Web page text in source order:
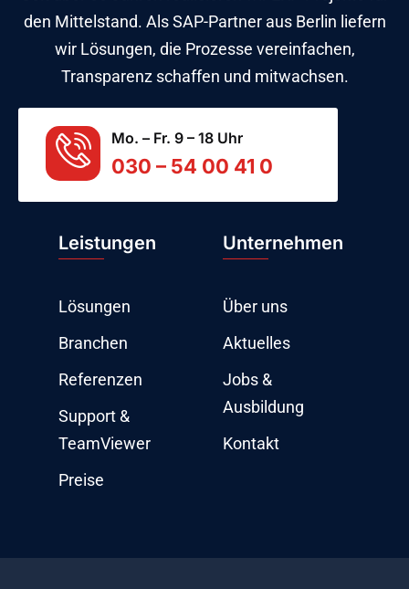
den Mittelstand. Als SAP-Partner aus Berlin liefern
wir Lösungen, die Prozesse vereinfachen,
Transparenz schaffen und mitwachsen.
Mo. – Fr. 9 – 18 Uhr
030 – 54 00 41 0
Leistungen
Lösungen
Branchen
Referenzen
Support &
TeamViewer
Preise
Unternehmen
Über uns
Aktuelles
Jobs &
Ausbildung
Kontakt